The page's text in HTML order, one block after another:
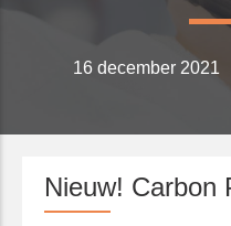
16 december 2021
Nieuw! Carbon